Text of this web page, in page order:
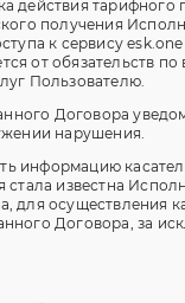
действия тарифного
получения
к сервису
от обязательств по
Пользователю.
Договора
нарушения.
информацию
стала известна
для осуществления
Договора, за